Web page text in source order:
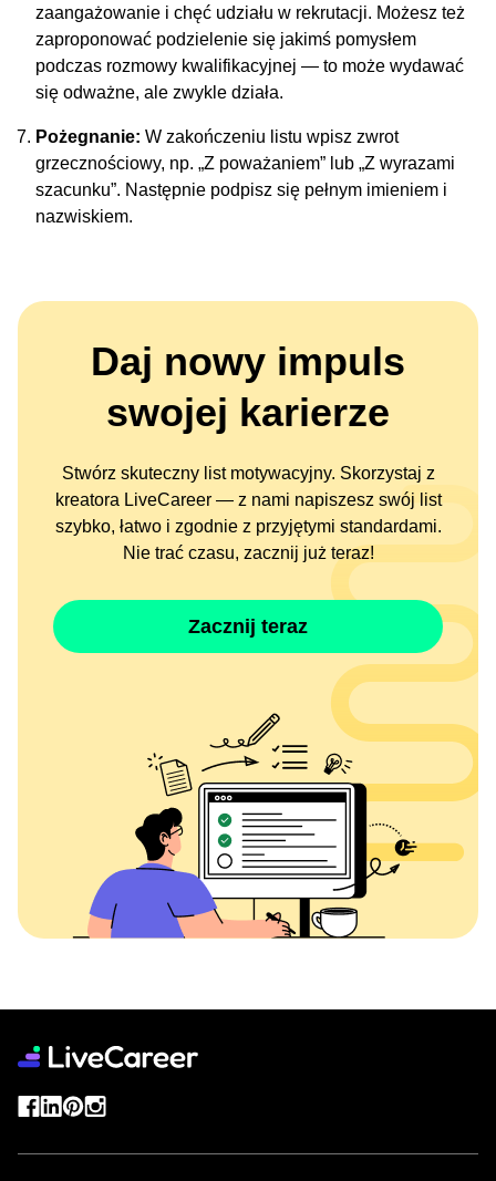
zaangażowanie i chęć udziału w rekrutacji. Możesz też
zaproponować podzielenie się jakimś pomysłem
podczas rozmowy kwalifikacyjnej — to może wydawać
się odważne, ale zwykle działa.
Pożegnanie: W zakończeniu listu wpisz zwrot
grzecznościowy, np. „Z poważaniem” lub „Z wyrazami
szacunku”. Następnie podpisz się pełnym imieniem i
nazwiskiem.
Daj nowy impuls
swojej karierze
Stwórz skuteczny list motywacyjny. Skorzystaj z
kreatora LiveCareer — z nami napiszesz swój list
szybko, łatwo i zgodnie z przyjętymi standardami.
Nie trać czasu, zacznij już teraz!
Zacznij teraz